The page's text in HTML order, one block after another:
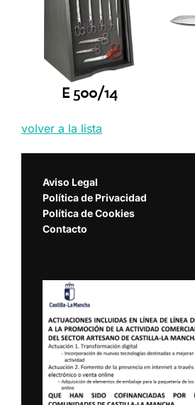
E 500/14
volver a la lista
Aviso Legal
Política de Privacidad
Política de Cookies
Contacto